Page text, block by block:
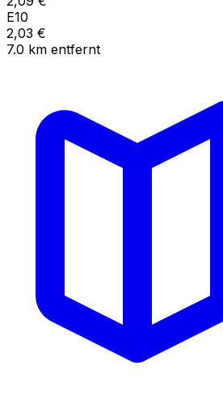
E10
2,03 €
7.0 km entfernt